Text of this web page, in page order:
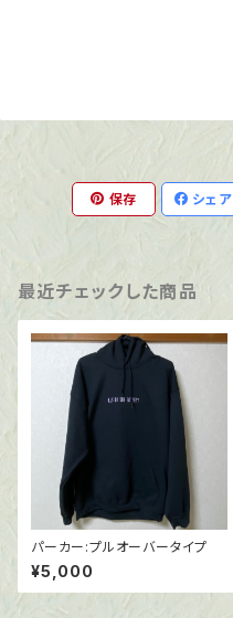
保存 シェア
最近チェックした商品
パーカー:プルオーバータイプ
¥5,000